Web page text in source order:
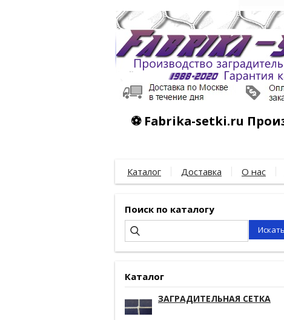
⚽ Fabrika-setki.ru
Каталог Доставка О нас
Поиск по каталогу
Каталог
ЗАГРАДИТЕЛЬНАЯ СЕТКА